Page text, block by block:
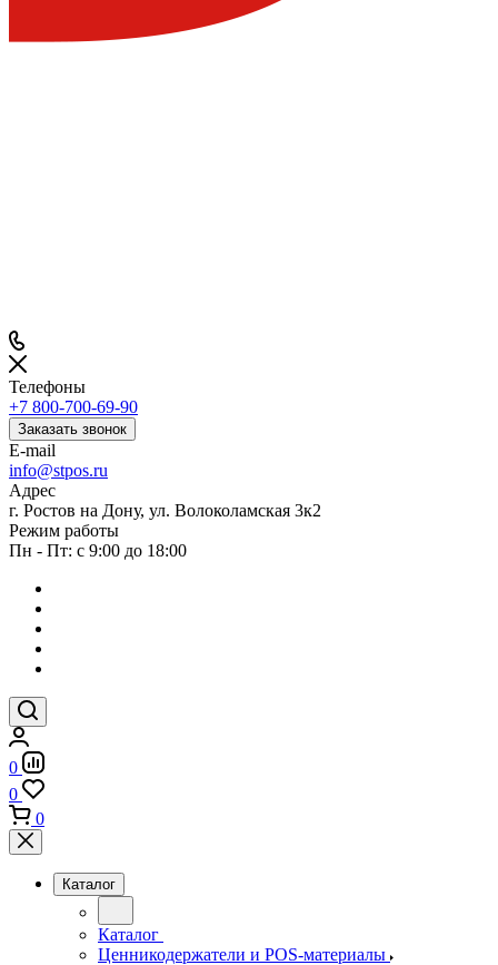
Телефоны
+7 800-700-69-90
Заказать звонок
E-mail
info@stpos.ru
Адрес
г. Ростов на Дону, ул. Волоколамская 3к2
Режим работы
Пн - Пт: с 9:00 до 18:00
0
0
0
Каталог
Каталог
Ценникодержатели и POS-материалы